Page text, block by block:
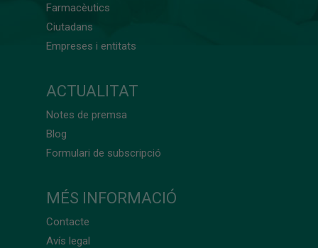
Farmacèutics
Ciutadans
Empreses i entitats
ACTUALITAT
Notes de premsa
Blog
Formulari de subscripció
MÉS INFORMACIÓ
Contacte
Avís legal